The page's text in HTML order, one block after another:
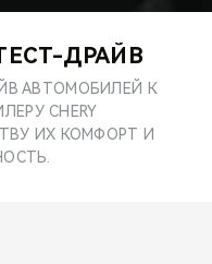
ДРАЙВ
АВТОМОБИЛЕЙ К
CHERY
ИХ КОМФОРТ И